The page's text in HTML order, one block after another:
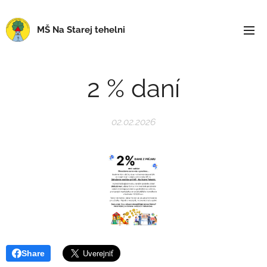
MŠ Na Starej tehelni
2 % daní
02.02.2026
Share